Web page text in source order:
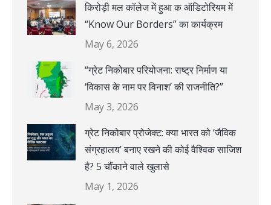
किरोड़ी मल कॉलेज में हुआ क ऑडिटोरियम में
“Know Our Borders” का कार्यक्रम
May 6, 2026
“ग्रेट निकोबार परियोजना: राष्ट्र निर्माण या
‘विकास के नाम पर विनाश’ की राजनीति?”
May 3, 2026
ग्रेट निकोबार प्रोजेक्ट: क्या भारत को ‘जैविक
संग्रहालय’ बनाए रखने की कोई वैश्विक साजिश
है? 5 चौंकाने वाले खुलासे
May 1, 2026